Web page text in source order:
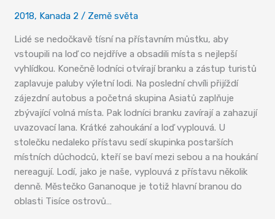
2018, Kanada 2 / Země světa
Lidé se nedočkavě tísní na přístavním můstku, aby
vstoupili na loď co nejdříve a obsadili místa s nejlepší
vyhlídkou. Konečně lodníci otvírají branku a zástup turistů
zaplavuje paluby výletní lodi. Na poslední chvíli přijíždí
zájezdní autobus a početná skupina Asiatů zaplňuje
zbývající volná místa. Pak lodníci branku zavírají a zahazují
uvazovací lana. Krátké zahoukání a loď vyplouvá. U
stolečku nedaleko přístavu sedí skupinka postarších
místních důchodců, kteří se baví mezi sebou a na houkání
nereagují. Lodí, jako je naše, vyplouvá z přístavu několik
denně. Městečko Gananoque je totiž hlavní branou do
oblasti Tisíce ostrovů…